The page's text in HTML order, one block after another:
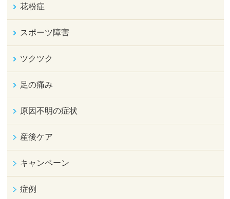
花粉症
スポーツ障害
ツクツク
足の痛み
原因不明の症状
産後ケア
キャンペーン
症例